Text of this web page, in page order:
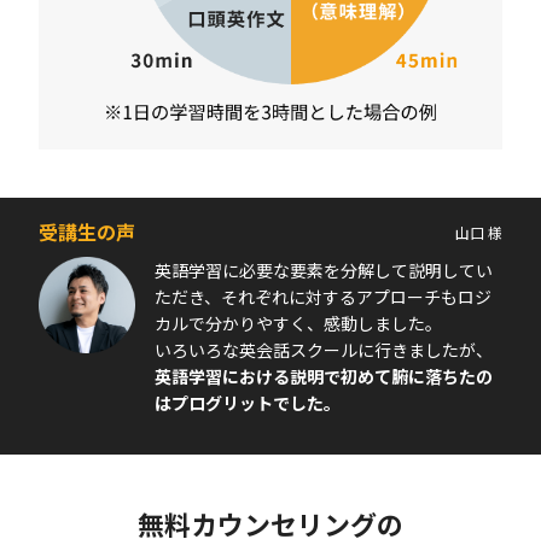
受講生の声 山口 様
英語学習に必要な要素を分解して説明してい
ただき、それぞれに対するアプローチもロジ
カルで分かりやすく、感動しました。
いろいろな英会話スクールに行きましたが、
英語学習における説明で初めて腑に落ちたの
はプログリットでした。
無料カウンセリングの